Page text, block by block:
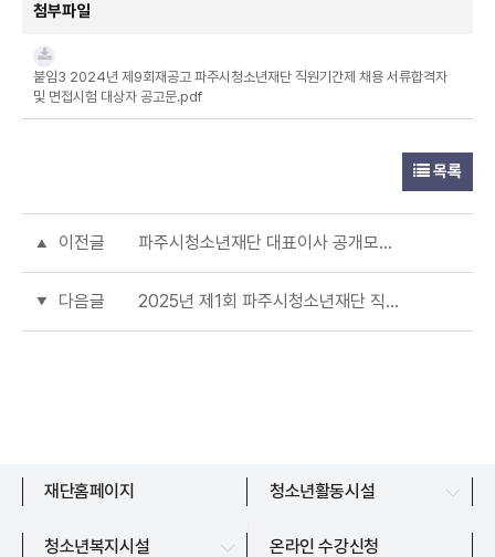
첨부파일
붙임3 2024년 제9회재공고 파주시청소년재단 직원기간제 채용 서류합격자
및 면접시험 대상자 공고문.pdf
목록
이전글 파주시청소년재단 대표이사 공개모집 서류 합격자 공고
다음글 2025년 제1회 파주시청소년재단 직원(일반직·공무직) 채용 공고
재단홈페이지 청소년활동시설
문산청소년센터
청소년복지시설
파주시청소년상담복지센터 온라인 수강신청